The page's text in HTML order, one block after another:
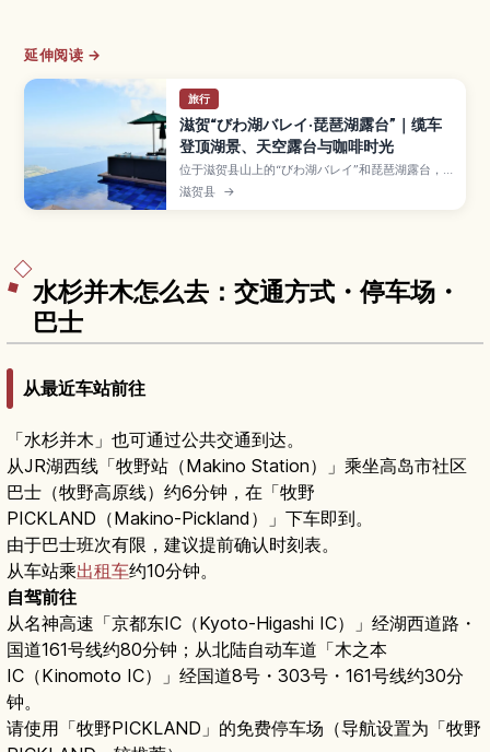
延伸阅读 →
旅行
滋贺“びわ湖バレイ·琵琶湖露台”｜缆车
登顶湖景、天空露台与咖啡时光
位于滋贺县山上的“びわ湖バレイ”和琵琶湖露台，
是搭乘缆车登顶、一览日本最大湖泊风光的人气景
点。文章介绍主露台与北露台的不同看点、四季景
滋贺县 →
水杉并木怎么去：交通方式・停车场・
巴士
从最近车站前往
「水杉并木」也可通过公共交通到达。
从JR湖西线「牧野站（Makino Station）」乘坐高岛市社区
巴士（牧野高原线）约6分钟，在「牧野
PICKLAND（Makino-Pickland）」下车即到。
由于巴士班次有限，建议提前确认时刻表。
从车站乘出租车约10分钟。
自驾前往
从名神高速「京都东IC（Kyoto-Higashi IC）」经湖西道路・
国道161号线约80分钟；从北陆自动车道「木之本
IC（Kinomoto IC）」经国道8号・303号・161号线约30分
钟。
请使用「牧野PICKLAND」的免费停车场（导航设置为「牧野